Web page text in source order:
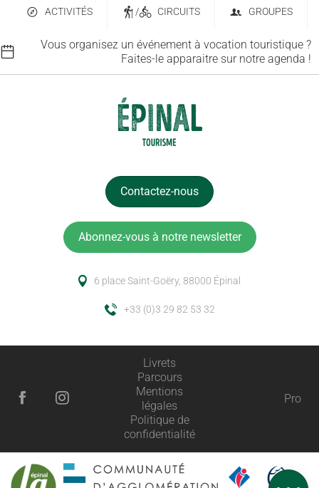
Tarifs
Avis
ACTIVITÉS / CIRCUITS GROUPES
Vous organisez un événement à vocation touristique ?
Faites-le apparaitre sur notre agenda !
Contactez-nous
Abonnez-vous à notre newsletter
6 place Saint-Goëry, 88000 Épinal
+33 (0)3 29 82 53 32
Livrets
Parcours
Mentions
légales
Politique de
confidentialité
Pro